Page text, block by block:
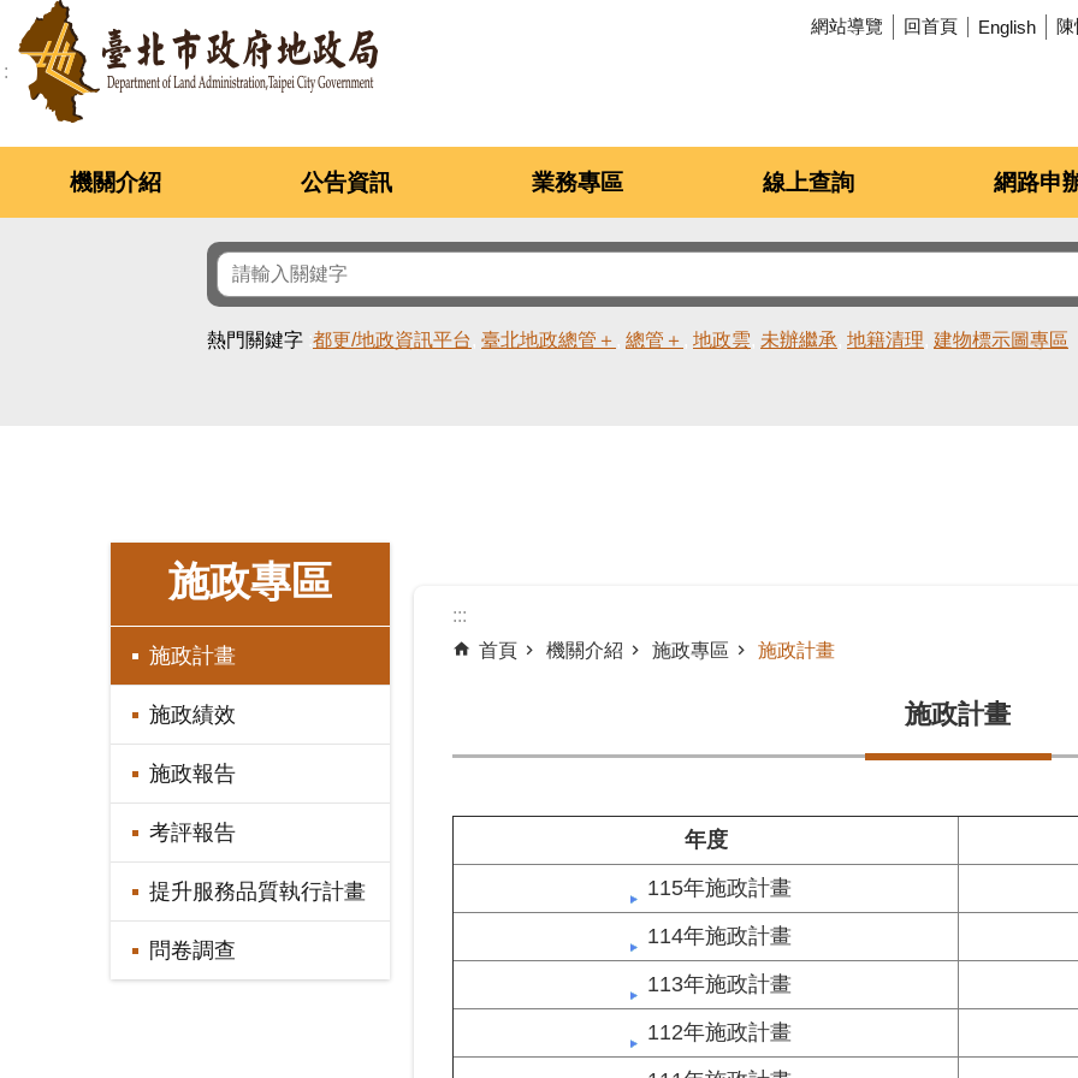
跳到主要內容區塊 網站導覽 回首頁 English
機關介紹 公告資訊 業務專區 線上查詢 網路申
熱門關鍵字 都更/地政資訊平台 臺北地政總管＋ 總管＋ 地政雲 未辦繼承 地籍清理 建物標示圖專區
施政專區
施政計畫
施政績效
施政報告
考評報告
提升服務品質執行計畫
問卷調查
:::
首頁
機關介紹 施政專區 施政計畫
施政計畫
年度
115年施政計畫
114年施政計畫
113年施政計畫
112年施政計畫